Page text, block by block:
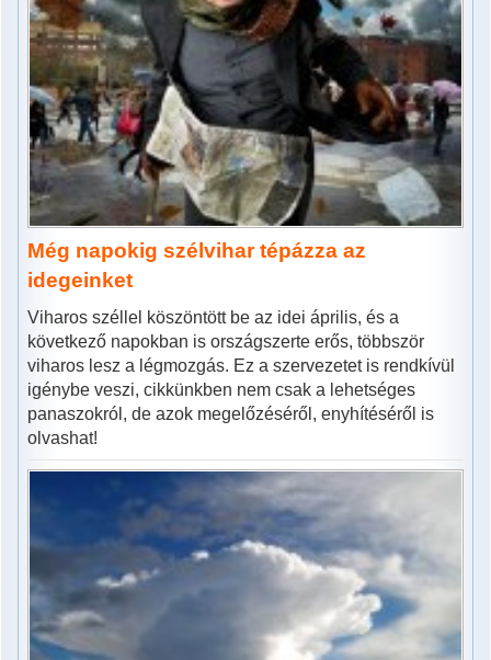
Még napokig szélvihar tépázza az
idegeinket
Viharos széllel köszöntött be az idei április, és a
következő napokban is országszerte erős, többször
viharos lesz a légmozgás. Ez a szervezetet is rendkívül
igénybe veszi, cikkünkben nem csak a lehetséges
panaszokról, de azok megelőzéséről, enyhítéséről is
olvashat!